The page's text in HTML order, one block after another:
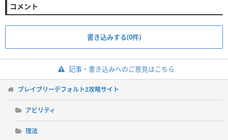
コメント
書き込みする(0件)
記事・書き込みへのご意見はこちら
ブレイブリーデフォルト2攻略サイト
アビリティ
理法